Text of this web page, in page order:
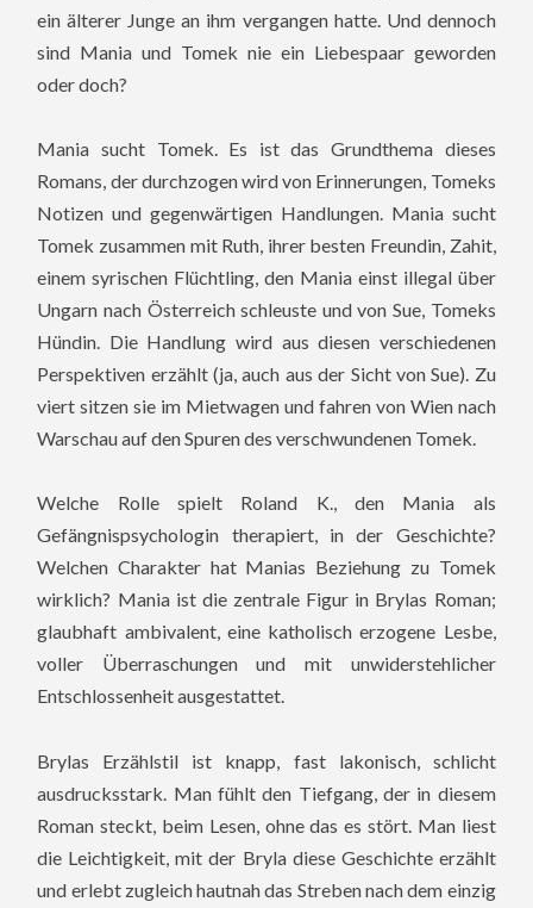
ein älterer Junge an ihm vergangen hatte. Und dennoch
sind Mania und Tomek nie ein Liebespaar geworden
oder doch?
Mania sucht Tomek. Es ist das Grundthema dieses
Romans, der durchzogen wird von Erinnerungen, Tomeks
Notizen und gegenwärtigen Handlungen. Mania sucht
Tomek zusammen mit Ruth, ihrer besten Freundin, Zahit,
einem syrischen Flüchtling, den Mania einst illegal über
Ungarn nach Österreich schleuste und von Sue, Tomeks
Hündin. Die Handlung wird aus diesen verschiedenen
Perspektiven erzählt (ja, auch aus der Sicht von Sue). Zu
viert sitzen sie im Mietwagen und fahren von Wien nach
Warschau auf den Spuren des verschwundenen Tomek.
Welche Rolle spielt Roland K., den Mania als
Gefängnispsychologin therapiert, in der Geschichte?
Welchen Charakter hat Manias Beziehung zu Tomek
wirklich? Mania ist die zentrale Figur in Brylas Roman;
glaubhaft ambivalent, eine katholisch erzogene Lesbe,
voller Überraschungen und mit unwiderstehlicher
Entschlossenheit ausgestattet.
Brylas Erzählstil ist knapp, fast lakonisch, schlicht
ausdrucksstark. Man fühlt den Tiefgang, der in diesem
Roman steckt, beim Lesen, ohne das es stört. Man liest
die Leichtigkeit, mit der Bryla diese Geschichte erzählt
und erlebt zugleich hautnah das Streben nach dem einzig